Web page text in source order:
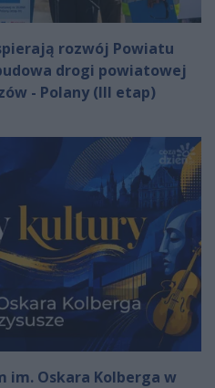
rozwój Powiatu
drogi powiatowej
- Polany (III etap)
im. Oskara Kolberga w